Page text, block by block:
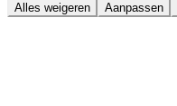
Alles weigeren Aanpassen